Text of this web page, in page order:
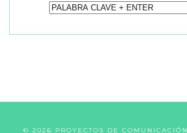
© 2026 PROYECTOS DE COMUNICACIÓN